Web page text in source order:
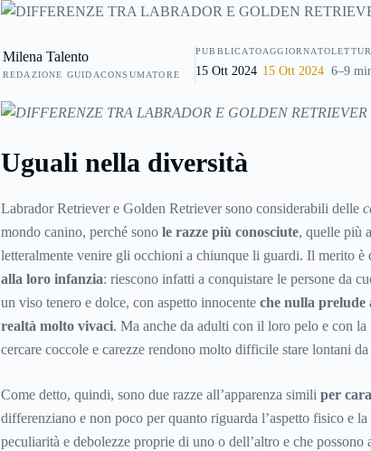
Cerchiamo di rispondere alle domande in questo articolo.
Milena Talento
REDAZIONE GUIDACONSUMATORE
PUBBLICATO
15 Ott 2024
AGGIORNATO
15 Ott 2024 6–9
Uguali nella diversità
Labrador Retriever e Golden Retriever sono considerabili delle
mondo canino, perché sono le razze più conosciute, quelle più
letteralmente venire gli occhioni a chiunque li guardi. Il merito è
alla loro infanzia: riescono infatti a conquistare le persone da
un viso tenero e dolce, con aspetto innocente che nulla prelude
realtà molto vivaci. Ma anche da adulti con il loro pelo e con la
cercare coccole e carezze rendono molto difficile stare lontani
Come detto, quindi, sono due razze all’apparenza simili per
differenziano e non poco per quanto riguarda l’aspetto fisico e la
peculiarità e debolezze proprie di uno o dell’altro e che possono